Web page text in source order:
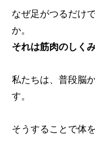
なぜ足がつるだけ
か。
それは筋肉のしく
私たちは、普段脳
す。
そうすることで体